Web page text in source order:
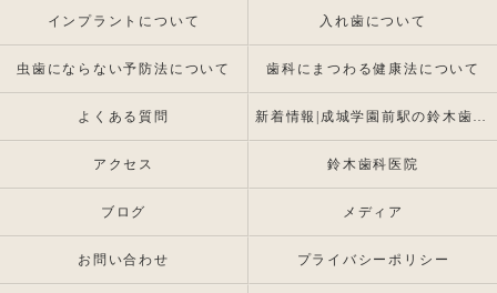
インプラントについて 入れ歯について
虫歯にならない予防法について 歯科にまつわる健康法について
よくある質問 新着情報|成城学園前駅の鈴木歯科医院 |インプラント・入れ歯専門
アクセス 鈴木歯科医院
ブログ メディア
お問い合わせ プライバシーポリシー